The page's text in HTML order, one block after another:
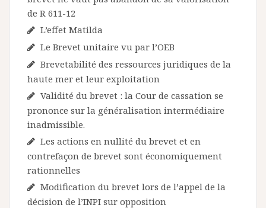
de R 611-12
L’effet Matilda
Le Brevet unitaire vu par l’OEB
Brevetabilité des ressources juridiques de la
haute mer et leur exploitation
Validité du brevet : la Cour de cassation se
prononce sur la généralisation intermédiaire
inadmissible.
Les actions en nullité du brevet et en
contrefaçon de brevet sont économiquement
rationnelles
Modification du brevet lors de l’appel de la
décision de l’INPI sur opposition